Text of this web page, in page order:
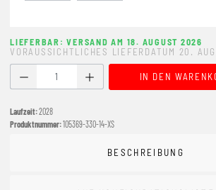
LIEFERBAR: VERSAND AM 18. AUGUST 2026
VORAUSSICHTLICHES LIEFERDATUM 20.
Produkt Anzahl: Gib denIN DEN
Laufzeit:2028
Produktnummer:105369-330-14-XS
BESCHREIBUNG